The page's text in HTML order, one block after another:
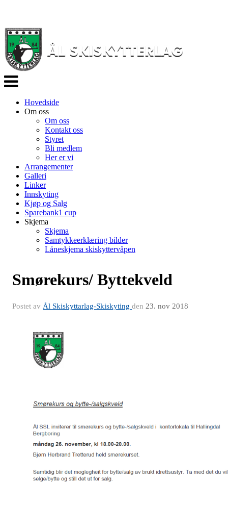
Veksle
navigasjon
Hovedside
Om oss
Om oss
Kontakt oss
Styret
Bli medlem
Her er vi
Arrangementer
Galleri
Linker
Innskyting
Kjøp og Salg
Sparebank1 cup
Skjema
Skjema
Samtykkeerklæring bilder
Låneskjema skiskyttervåpen
Smørekurs/ Byttekveld
Postet av Ål Skiskyttarlag-Skiskyting den 23. nov 2018